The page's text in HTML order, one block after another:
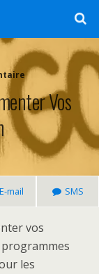
Vos
E-mail SMS
vos
les